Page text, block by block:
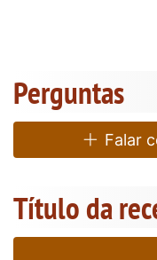
Perguntas
Falar
Título da